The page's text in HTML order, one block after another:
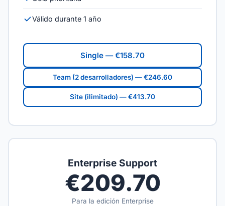
Válido durante 1 año
Single — €158.70
Team (2 desarrolladores) — €246.60
Site (ilimitado) — €413.70
Enterprise Support
€209.70
Para la edición Enterprise